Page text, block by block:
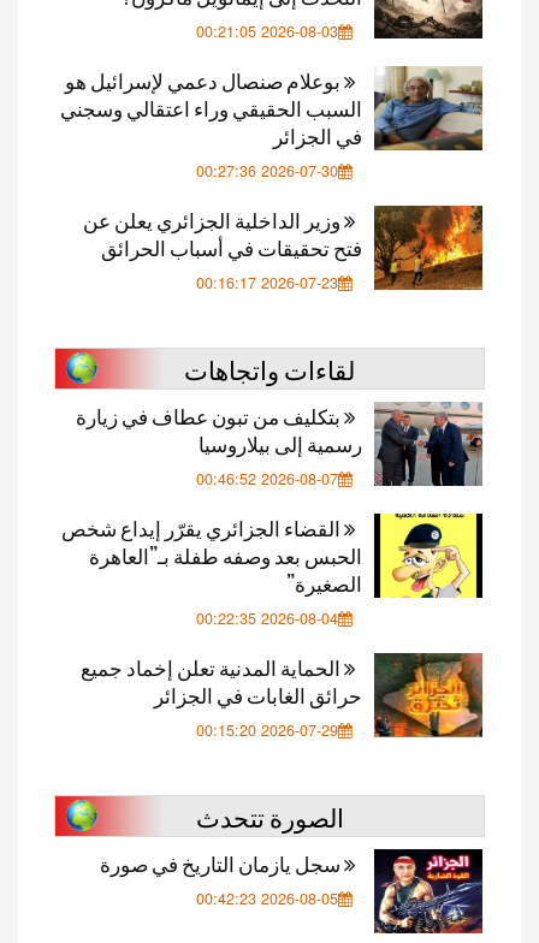
2026-08-03 00:21:05
بوعلام صنصال دعمي لإسرائيل هو
السبب الحقيقي وراء اعتقالي وسجني
في الجزائر
2026-07-30 00:27:36
وزير الداخلية الجزائري يعلن عن
فتح تحقيقات في أسباب الحرائق
2026-07-23 00:16:17
لقاءات واتجاهات
بتكليف من تبون عطاف في زيارة
رسمية إلى بيلاروسيا
2026-08-07 00:46:52
القضاء الجزائري يقرّر إيداع شخص
الحبس بعد وصفه طفلة بـ”العاهرة
الصغيرة”
2026-08-04 00:22:35
الحماية المدنية تعلن إخماد جميع
حرائق الغابات في الجزائر
2026-07-29 00:15:20
الصورة تتحدث
سجل يازمان التاريخ في صورة
2026-08-05 00:42:23